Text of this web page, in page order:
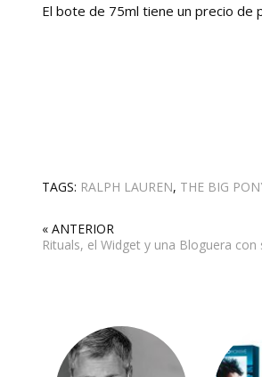
El bote de 75ml tiene un precio de
TAGS: RALPH LAUREN, THE BIG
« ANTERIOR
Rituals, el Widget y una Bloguera con